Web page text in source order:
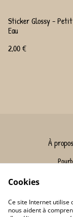
Sticker Glossy - Petit
Eau
2,00 €
À
Conditions
Cookies
Ce site Internet utilise
nous aident à